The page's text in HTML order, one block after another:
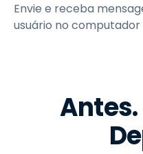
Envie e receba
usuário no